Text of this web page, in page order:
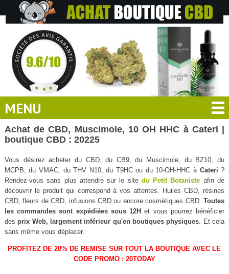
MENU
Achat de CBD, Muscimole, 10 OH HHC à Cateri |
boutique CBD : 20225
Vous désirez acheter du CBD, du CB9, du Muscimole, du BZ10, du
MCPB, du VMAC, du THV N10, du T9HC ou du 10-OH-HHC à Cateri ?
Rendez-vous sans plus attendre sur le site du Petit Botaniste afin de
découvrir le produit qui correspond à vos attentes. Huiles CBD, résines
CBD, fleurs de CBD, infusions CBD ou encore cosmétiques CBD.Toutes
les commandes sont expédiées sous 12H et vous pourrez bénéficier
des prix Web, largement inférieur qu'en boutiques physiques . Et cela
sans même vous déplacer.
PROFITEZ DE 20% DE REMISE SUR TOUT LA BOUTIQUE AVEC LE
CODE PROMO : 20TODAY